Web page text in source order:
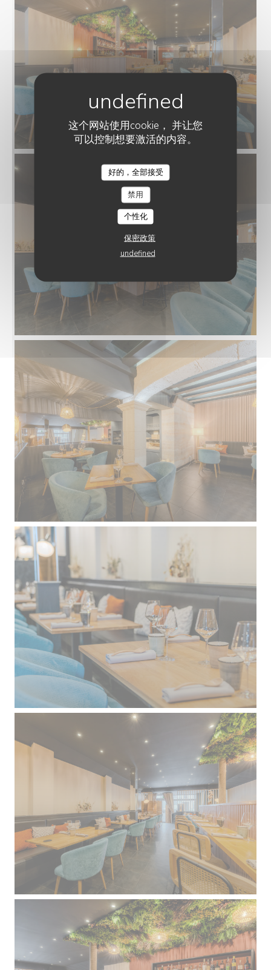
这个网站使用cookie， 并让您
可以控制想要激活的内容。
好的，全部接受
禁用
个性化
保密政策
undefined
RESTAURANT CLAIRE'MARAIS